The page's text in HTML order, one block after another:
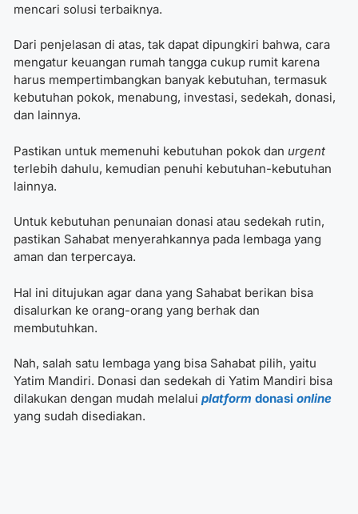
mencari solusi terbaiknya.
Dari penjelasan di atas, tak dapat dipungkiri bahwa, cara
mengatur keuangan rumah tangga cukup rumit karena
harus mempertimbangkan banyak kebutuhan, termasuk
kebutuhan pokok, menabung, investasi, sedekah, donasi,
dan lainnya.
Pastikan untuk memenuhi kebutuhan pokok dan urgent
terlebih dahulu, kemudian penuhi kebutuhan-kebutuhan
lainnya.
Untuk kebutuhan penunaian donasi atau sedekah rutin,
pastikan Sahabat menyerahkannya pada lembaga yang
aman dan terpercaya.
Hal ini ditujukan agar dana yang Sahabat berikan bisa
disalurkan ke orang-orang yang berhak dan
membutuhkan.
Nah, salah satu lembaga yang bisa Sahabat pilih, yaitu
Yatim Mandiri. Donasi dan sedekah di Yatim Mandiri bisa
dilakukan dengan mudah melalui platform donasi online
yang sudah disediakan.